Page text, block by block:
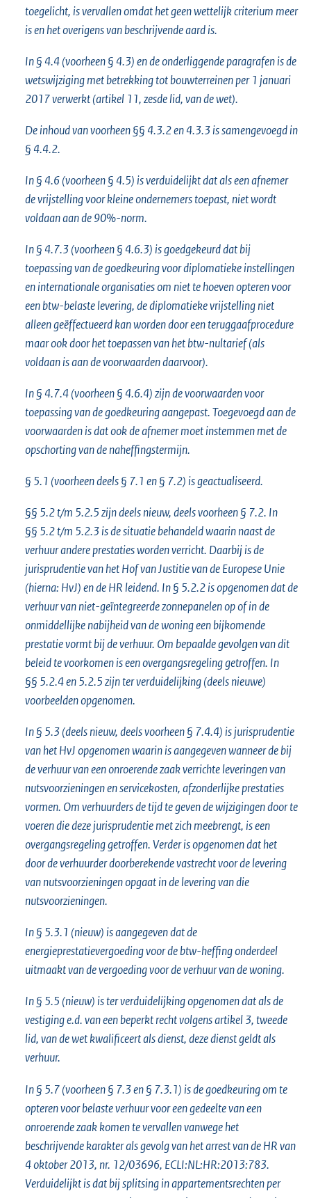
toegelicht, is vervallen omdat het geen wettelijk criterium meer
is en het overigens van beschrijvende aard is.
In § 4.4 (voorheen § 4.3) en de onderliggende paragrafen is de
wetswijziging met betrekking tot bouwterreinen per 1 januari
2017 verwerkt (artikel 11, zesde lid, van de wet).
De inhoud van voorheen §§ 4.3.2 en 4.3.3 is samengevoegd in
§ 4.4.2.
In § 4.6 (voorheen § 4.5) is verduidelijkt dat als een afnemer
de vrijstelling voor kleine ondernemers toepast, niet wordt
voldaan aan de 90%-norm.
In § 4.7.3 (voorheen § 4.6.3) is goedgekeurd dat bij
toepassing van de goedkeuring voor diplomatieke instellingen
en internationale organisaties om niet te hoeven opteren voor
een btw-belaste levering, de diplomatieke vrijstelling niet
alleen geëffectueerd kan worden door een teruggaafprocedure
maar ook door het toepassen van het btw-nultarief (als
voldaan is aan de voorwaarden daarvoor).
In § 4.7.4 (voorheen § 4.6.4) zijn de voorwaarden voor
toepassing van de goedkeuring aangepast. Toegevoegd aan de
voorwaarden is dat ook de afnemer moet instemmen met de
opschorting van de naheffingstermijn.
§ 5.1 (voorheen deels § 7.1 en § 7.2) is geactualiseerd.
§§ 5.2 t/m 5.2.5 zijn deels nieuw, deels voorheen § 7.2. In
§§ 5.2 t/m 5.2.3 is de situatie behandeld waarin naast de
verhuur andere prestaties worden verricht. Daarbij is de
jurisprudentie van het Hof van Justitie van de Europese Unie
(hierna: HvJ) en de HR leidend. In § 5.2.2 is opgenomen dat de
verhuur van niet-geïntegreerde zonnepanelen op of in de
onmiddellijke nabijheid van de woning een bijkomende
prestatie vormt bij de verhuur. Om bepaalde gevolgen van dit
beleid te voorkomen is een overgangsregeling getroffen. In
§§ 5.2.4 en 5.2.5 zijn ter verduidelijking (deels nieuwe)
voorbeelden opgenomen.
In § 5.3 (deels nieuw, deels voorheen § 7.4.4) is jurisprudentie
van het HvJ opgenomen waarin is aangegeven wanneer de bij
de verhuur van een onroerende zaak verrichte leveringen van
nutsvoorzieningen en servicekosten, afzonderlijke prestaties
vormen. Om verhuurders de tijd te geven de wijzigingen door te
voeren die deze jurisprudentie met zich meebrengt, is een
overgangsregeling getroffen. Verder is opgenomen dat het
door de verhuurder doorberekende vastrecht voor de levering
van nutsvoorzieningen opgaat in de levering van die
nutsvoorzieningen.
In § 5.3.1 (nieuw) is aangegeven dat de
energieprestatievergoeding voor de btw-heffing onderdeel
uitmaakt van de vergoeding voor de verhuur van de woning.
In § 5.5 (nieuw) is ter verduidelijking opgenomen dat als de
vestiging e.d. van een beperkt recht volgens artikel 3, tweede
lid, van de wet kwalificeert als dienst, deze dienst geldt als
verhuur.
In § 5.7 (voorheen § 7.3 en § 7.3.1) is de goedkeuring om te
opteren voor belaste verhuur voor een gedeelte van een
onroerende zaak komen te vervallen vanwege het
beschrijvende karakter als gevolg van het arrest van de HR van
4 oktober 2013, nr. 12/03696, ECLI:NL:HR:2013:783.
Verduidelijkt is dat bij splitsing in appartementsrechten per